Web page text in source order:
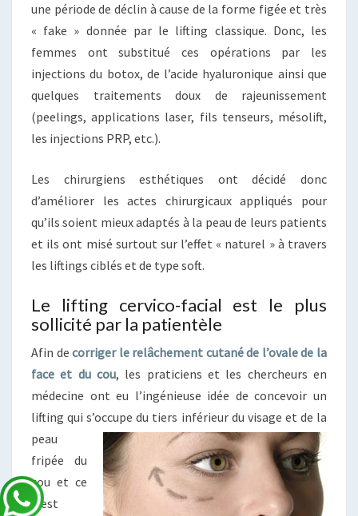
une période de déclin à cause de la forme figée et très
« fake » donnée par le lifting classique. Donc, les
femmes ont substitué ces opérations par les
injections du botox, de l’acide hyaluronique ainsi que
quelques traitements doux de rajeunissement
(peelings, applications laser, fils tenseurs, mésolift,
les injections PRP, etc.).
Les chirurgiens esthétiques ont décidé donc
d’améliorer les actes chirurgicaux appliqués pour
qu’ils soient mieux adaptés à la peau de leurs patients
et ils ont misé surtout sur l’effet « naturel » à travers
les liftings ciblés et de type soft.
Le lifting cervico-facial est le plus
sollicité par la patientèle
Afin decorriger le relâchement cutané de l’ovale de la
face et du cou, les praticiens et les chercheurs en
médecine ont eu l’ingénieuse idée de concevoir un
lifting qui s’occupe du tiers inférieur du visage et de la
peau
fripée du
cou et ce
n’est